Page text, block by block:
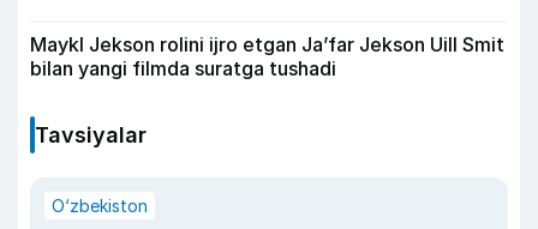
Maykl Jekson rolini ijro etgan Ja’far Jekson Uill Smit
bilan yangi filmda suratga tushadi
Tavsiyalar
O‘zbekiston